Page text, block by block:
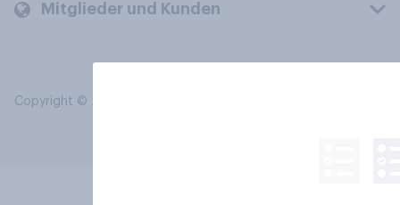
Mitglieder und Kunden
Copyright © 2026 YouGov PLC. Alle Rechte vorbehalten.